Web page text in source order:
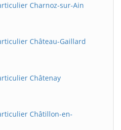
Charnoz-sur-Ain
Château-Gaillard
Châtenay
Châtillon-en-